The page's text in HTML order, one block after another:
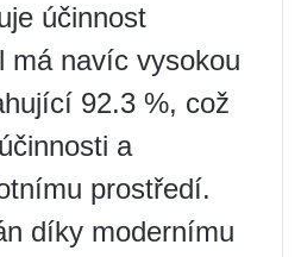
účinnost
má navíc vysokou
92.3 %, což
a
prostředí.
díky modernímu